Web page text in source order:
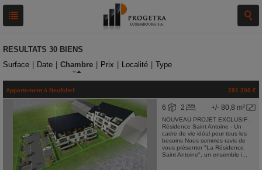
RESULTATS 30 BIENS
Surface
Date Chambre Prix Localité Type
Appartement à Neufchef 281 200 €
+/- 80,8 m²
6 2
NOUVEAU PROJET EXCLUSIF :
Résidence Saint Antoine - Un
cadre de vie idéal pour tous les
besoins Nous sommes ravis de
vous présenter "La Résidence
Saint Antoine", un ensemble i...